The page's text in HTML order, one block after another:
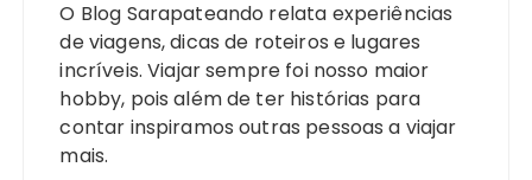
O Blog Sarapateando relata experiências
de viagens, dicas de roteiros e lugares
incríveis. Viajar sempre foi nosso maior
hobby, pois além de ter histórias para
contar inspiramos outras pessoas a viajar
mais.